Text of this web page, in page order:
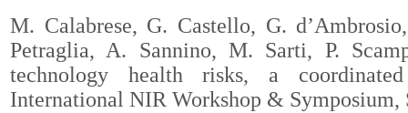
M. Calabrese, G. Castello, G.
Petraglia,A. Sannino, M. Sarti, P.
technology health risks, a
International NIR Workshop &